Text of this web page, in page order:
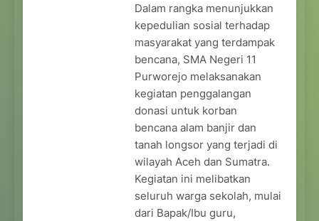
Dalam rangka menunjukkan
kepedulian sosial terhadap
masyarakat yang terdampak
bencana, SMA Negeri 11
Purworejo melaksanakan
kegiatan penggalangan
donasi untuk korban
bencana alam banjir dan
tanah longsor yang terjadi di
wilayah Aceh dan Sumatra.
Kegiatan ini melibatkan
seluruh warga sekolah, mulai
dari Bapak/Ibu guru,